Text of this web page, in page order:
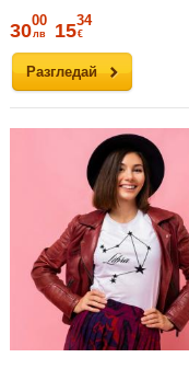
Разгледай
3000
лв 1534
€